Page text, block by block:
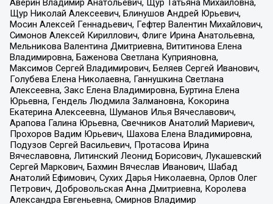
Щур Николай Алексеевич, Блинушов Андрей Юрьевич,
Мосин Алексей Геннадьевич, Гефтер Валентин Михайлович,
Симонов Алексей Кириллович, Флиге Ирина Анатольевна,
Мельникова Валентина Дмитриевна, Вититинова Елена
Владимировна, Баженова Светлана Куприяновна,
Максимов Сергей Владимирович, Беляев Сергей Иванович,
Голубева Елена Николаевна, Ганнушкина Светлана
Алексеевна, Закс Елена Владимировна, Буртина Елена
Юрьевна, Гендель Людмила Залмановна, Кокорина
Екатерина Алексеевна, Шуманов Илья Вячеславович,
Арапова Галина Юрьевна, Свечников Анатолий Мариевич,
Прохоров Вадим Юрьевич, Шахова Елена Владимировна,
Подузов Сергей Васильевич, Протасова Ирина
Вячеславовна, Литинский Леонид Борисович, Лукашевский
Сергей Маркович, Бахмин Вячеслав Иванович, Шабад
Анатолий Ефимович, Сухих Дарья Николаевна, Орлов Олег
Петрович, Добровольская Анна Дмитриевна, Королева
Александра Евгеньевна, Смирнов Владимир